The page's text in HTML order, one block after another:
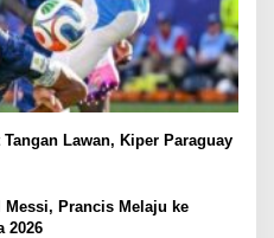
Lawan, Kiper Paraguay
Messi, Prancis Melaju ke
2026